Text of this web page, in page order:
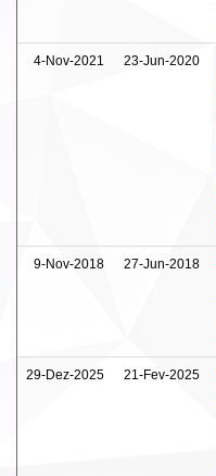
4-Nov-2021 23-Jun-2020
9-Nov-2018 27-Jun-2018
29-Dez-2025 21-Fev-2025